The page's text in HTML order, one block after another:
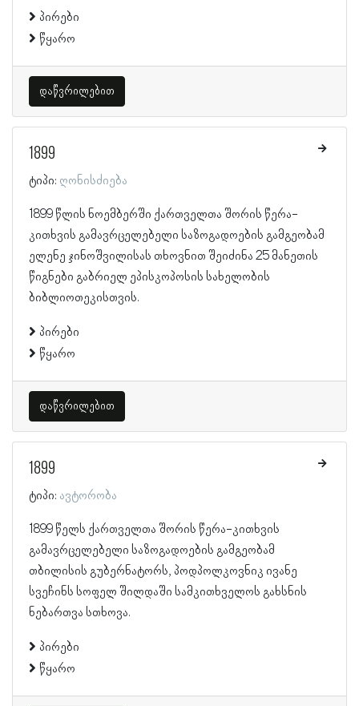
პირები
წყარო
დაწვრილებით
1899
ტიპი: ღონისძიება
1899 წლის ნოემბერში ქართველთა შორის წერა-
კითხვის გამავრცელებელი საზოგადოების გამგეობამ
ელენე ჯინოშვილისას თხოვნით შეიძინა 25 მანეთის
წიგნები გაბრიელ ეპისკოპოსის სახელობის
ბიბლიოთეკისთვის.
პირები
წყარო
დაწვრილებით
1899
ტიპი: ავტორობა
1899 წელს ქართველთა შორის წერა-კითხვის
გამავრცელებელი საზოგადოების გამგეობამ
თბილისის გუბერნატორს, პოდპოლკოვნიკ ივანე
სვეჩინს სოფელ შილდაში სამკითხველოს გახსნის
ნებართვა სთხოვა.
პირები
წყარო